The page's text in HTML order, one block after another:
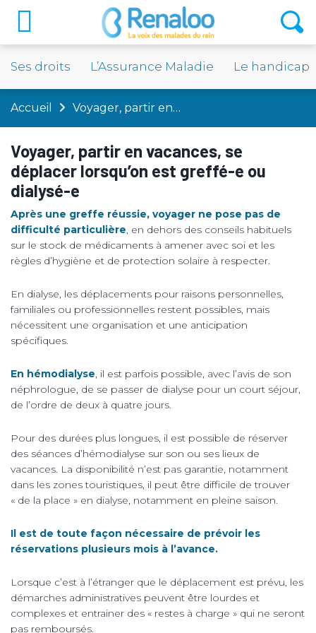
Ses droits L’Assurance Maladie Le handicap
Accueil Voyager, partir en…
Voyager, partir en vacances, se
déplacer lorsqu’on est greffé-e ou
dialysé-e
Après une greffe réussie, voyager ne pose pas de
difficulté particulière, en dehors des conseils habituels
sur le stock de médicaments à amener avec soi et les
règles d’hygiène et de protection solaire à respecter.
En dialyse, les déplacements pour raisons personnelles,
familiales ou professionnelles restent possibles, mais
nécessitent une organisation et une anticipation
spécifiques.
En hémodialyse, il est parfois possible, avec l’avis de son
néphrologue, de se passer de dialyse pour un court séjour,
de l’ordre de deux à quatre jours.
Pour des durées plus longues, il est possible de réserver
des séances d’hémodialyse sur son ou ses lieux de
vacances. La disponibilité n’est pas garantie, notamment
dans les zones touristiques, il peut être difficile de trouver
« de la place » en dialyse, notamment en pleine saison.
Il est de toute façon nécessaire de prévoir les
réservations plusieurs mois à l’avance.
Lorsque c’est à l’étranger que le déplacement est prévu, les
démarches administratives peuvent être lourdes et
complexes et entrainer des « restes à charge » qui ne seront
pas remboursés.